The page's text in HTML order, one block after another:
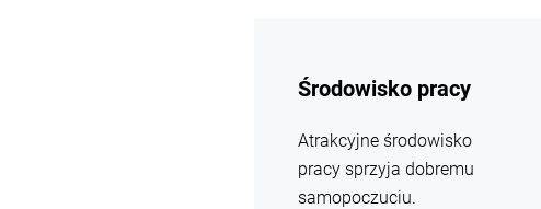
Środowisko pracy
Atrakcyjne środowisko
pracy sprzyja dobremu
samopoczuciu.